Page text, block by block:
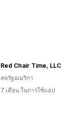
Red Chair Time, LLC
สหรัฐอเมริกา
7 เดือน ในการใช้แอป